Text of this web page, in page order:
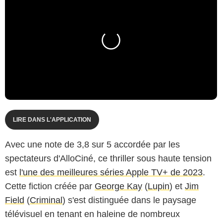
LIRE DANS L'APPLICATION
Avec une note de 3,8 sur 5 accordée par les
spectateurs d'AlloCiné, ce thriller sous haute tension
est l'une des meilleures séries Apple TV+ de 2023.
Cette fiction créée par George Kay (Lupin) et Jim
Field (Criminal) s'est distinguée dans le paysage
télévisuel en tenant en haleine de nombreux